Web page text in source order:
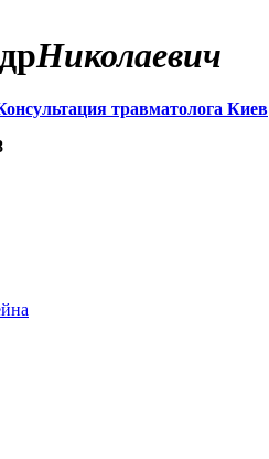
Николаевич
травматолога Киев